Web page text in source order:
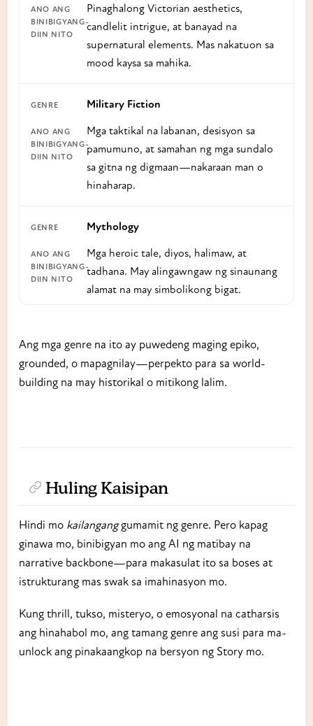
Pinaghalong Victorian aesthetics,
candlelit intrigue, at banayad na
supernatural elements. Mas nakatuon sa
mood kaysa sa mahika.
Military Fiction
Mga taktikal na labanan, desisyon sa
pamumuno, at samahan ng mga sundalo
sa gitna ng digmaan—nakaraan man o
hinaharap.
Mythology
Mga heroic tale, diyos, halimaw, at
tadhana. May alingawngaw ng sinaunang
alamat na may simbolikong bigat.
Ang mga genre na ito ay puwedeng maging epiko,
grounded, o mapagnilay—perpekto para sa world-
building na may historikal o mitikong lalim.
Huling Kaisipan
Hindi mo kailanganggumamit ng genre. Pero kapag
ginawa mo, binibigyan mo ang AI ng matibay na
narrative backbone—para makasulat ito sa boses at
istrukturang mas swak sa imahinasyon mo.
Kung thrill, tukso, misteryo, o emosyonal na catharsis
ang hinahabol mo, ang tamang genre ang susi para ma-
unlock ang pinakaangkop na bersyon ng Story mo.